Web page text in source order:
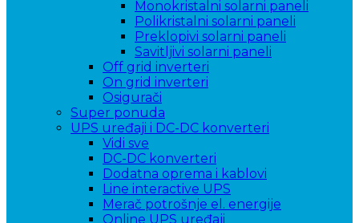
Monokristalni solarni paneli
Polikristalni solarni paneli
Preklopivi solarni paneli
Savitljivi solarni paneli
Off grid inverteri
On grid inverteri
Osigurači
Super ponuda
UPS uređaji i DC-DC konverteri
Vidi sve
DC-DC konverteri
Dodatna oprema i kablovi
Line interactive UPS
Merač potrošnje el. energije
Online UPS uređaji